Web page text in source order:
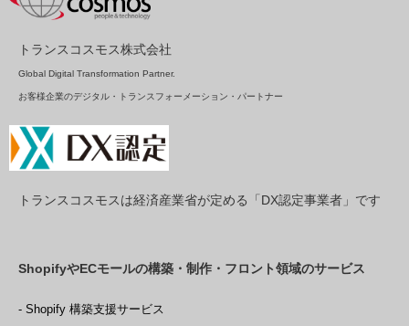
トランスコスモス株式会社
Global Digital Transformation Partner.
お客様企業のデジタル・トランスフォーメーション・パートナー
トランスコスモスは経済産業省が定める「DX認定事業者」です
ShopifyやECモールの構築・制作・フロント領域のサービス
- Shopify 構築支援サービス